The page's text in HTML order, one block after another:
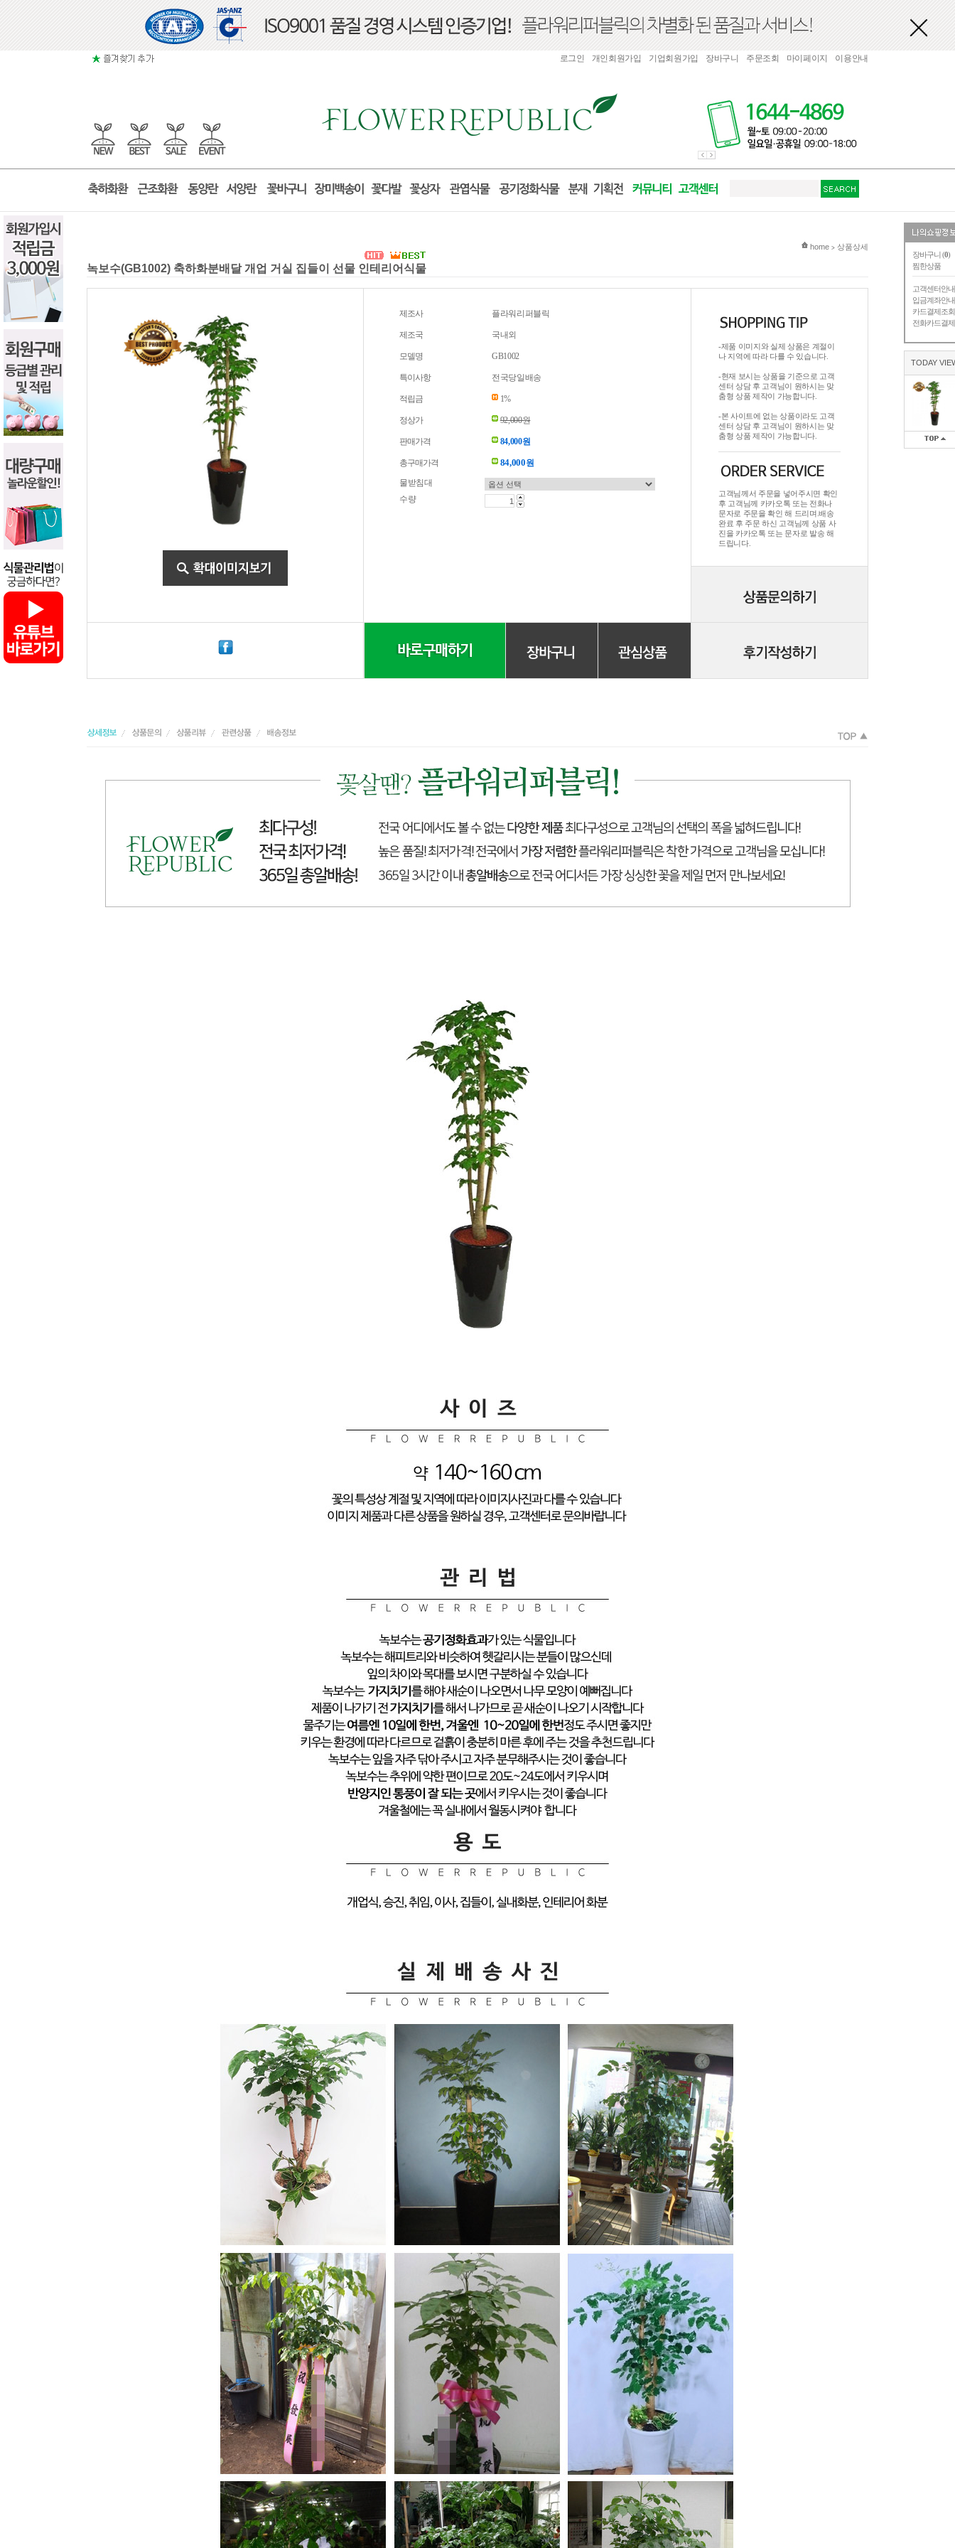
장바구니 (0)
찜한상품
고객센터안내
입금계좌안내
카드결제조회
전화카드결제
TODAY
로그인 개인회원가입 기업회원가입 장바구니 주문조회 마이페이지 이용안내
현재 위치
home > 상품상세
녹보수(GB1002) 축하화분배달 개업 거실 집들이 선물 인테리어식물
제조사 플라워리퍼블릭
제조국 국내외
모델명 GB1002
특이사항 전국당일배송
적립금 1%
정상가 92,000원
판매가격 84,000원
총구매가격 84,000원
물받침대
수량
-제품 이미지와 실제 상품은 계절이
나 지역에 따라 다를 수 있습니다.
-현재 보시는 상품을 기준으로 고객
센터 상담 후 고객님이 원하시는 맞
춤형 상품 제작이 가능합니다.
-본 사이트에 없는 상품이라도 고객
센터 상담 후 고객님이 원하시는 맞
춤형 상품 제작이 가능합니다.
고객님께서 주문을 넣어주시면 확인
후 고객님께 카카오톡 또는 전화나
문자로 주문을 확인 해 드리며.배송
완료 후 주문 하신 고객님께 상품 사
진을 카카오톡 또는 문자로 발송 해
드립니다.